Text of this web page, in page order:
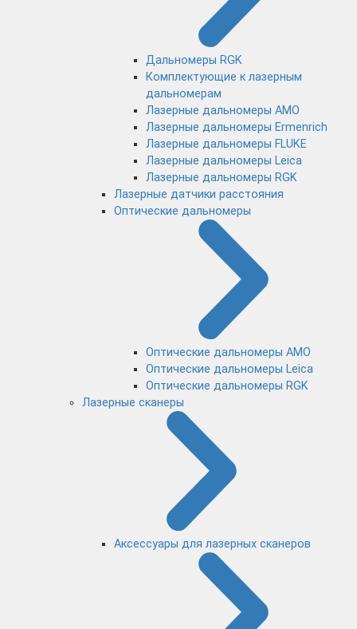
Дальномеры RGK
Комплектующие к лазерным
дальномерам
Лазерные дальномеры AMO
Лазерные дальномеры Ermenrich
Лазерные дальномеры FLUKE
Лазерные дальномеры Leica
Лазерные дальномеры RGK
Лазерные датчики расстояния
Оптические дальномеры
Оптические дальномеры AMO
Оптические дальномеры Leica
Оптические дальномеры RGK
Лазерные сканеры
Аксессуары для лазерных сканеров